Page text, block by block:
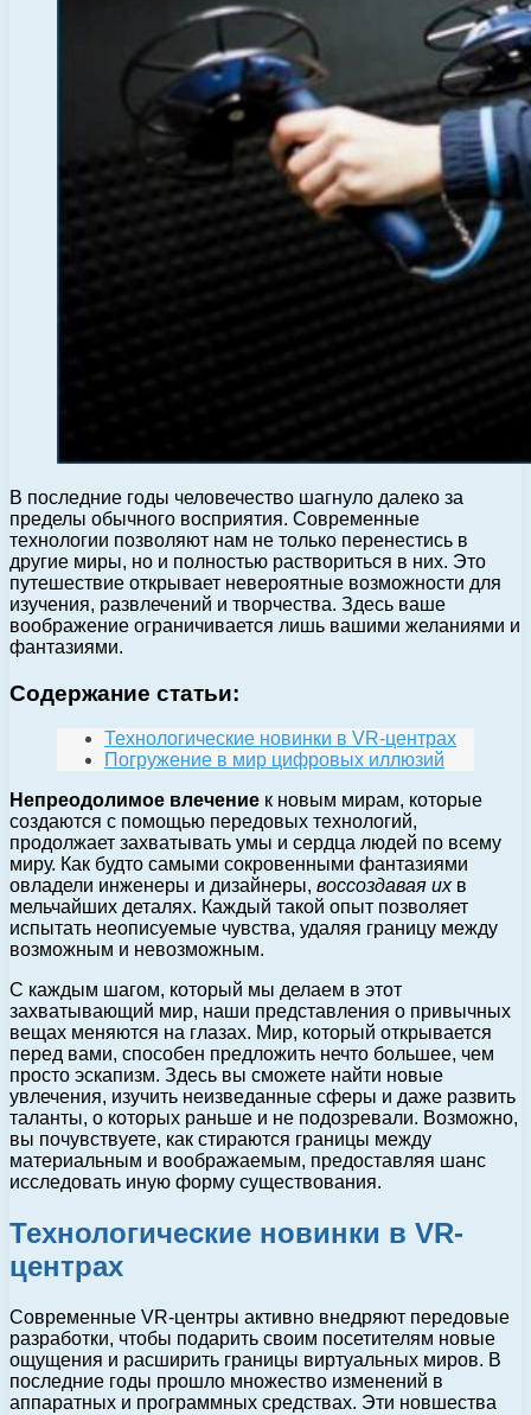
В последние годы человечество шагнуло далеко за
пределы обычного восприятия. Современные
технологии позволяют нам не только перенестись в
другие миры, но и полностью раствориться в них. Это
путешествие открывает невероятные возможности для
изучения, развлечений и творчества. Здесь ваше
воображение ограничивается лишь вашими желаниями и
фантазиями.
Содержание статьи:
Технологические новинки в VR-центрах
Погружение в мир цифровых иллюзий
Непреодолимое влечение к новым мирам, которые
создаются с помощью передовых технологий,
продолжает захватывать умы и сердца людей по всему
миру. Как будто самыми сокровенными фантазиями
овладели инженеры и дизайнеры, воссоздавая ихв
мельчайших деталях. Каждый такой опыт позволяет
испытать неописуемые чувства, удаляя границу между
возможным и невозможным.
С каждым шагом, который мы делаем в этот
захватывающий мир, наши представления о привычных
вещах меняются на глазах. Мир, который открывается
перед вами, способен предложить нечто большее, чем
просто эскапизм. Здесь вы сможете найти новые
увлечения, изучить неизведанные сферы и даже развить
таланты, о которых раньше и не подозревали. Возможно,
вы почувствуете, как стираются границы между
материальным и воображаемым, предоставляя шанс
исследовать иную форму существования.
Технологические новинки в VR-
центрах
Современные VR-центры активно внедряют передовые
разработки, чтобы подарить своим посетителям новые
ощущения и расширить границы виртуальных миров. В
последние годы прошло множество изменений в
аппаратных и программных средствах. Эти новшества